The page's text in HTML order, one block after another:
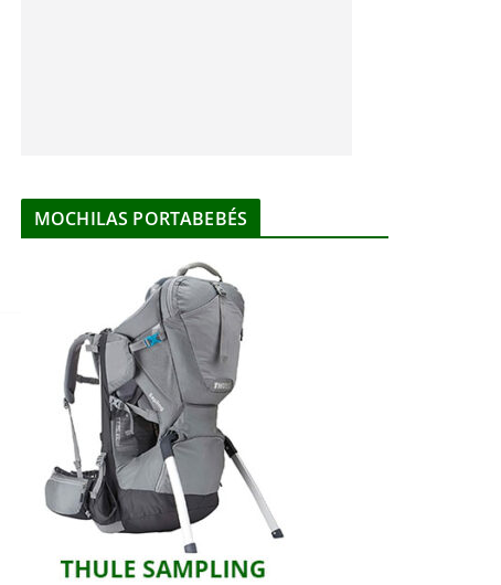
MOCHILAS PORTABEBÉS